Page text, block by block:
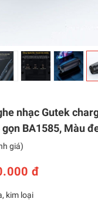
nhạc Gutek
BA1585, Màu
giá)
đ
kim loại